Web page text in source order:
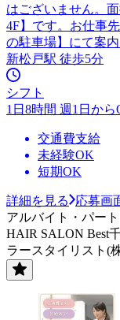
はございません。
4F】です。お仕事
の駐車場】にて案
新松戸駅 徒歩5分
シフト
1日8時間 週1日から
交通費支給
未経験OK
短期OK
詳細を見る
応募画
アルバイト・パート
HAIR SALON Best
ラースタイリスト(